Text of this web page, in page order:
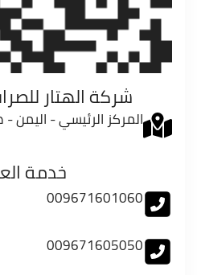
شركة الهتار
المركز الرئيسي - اليمن
خدمة
009671601060
009671605050